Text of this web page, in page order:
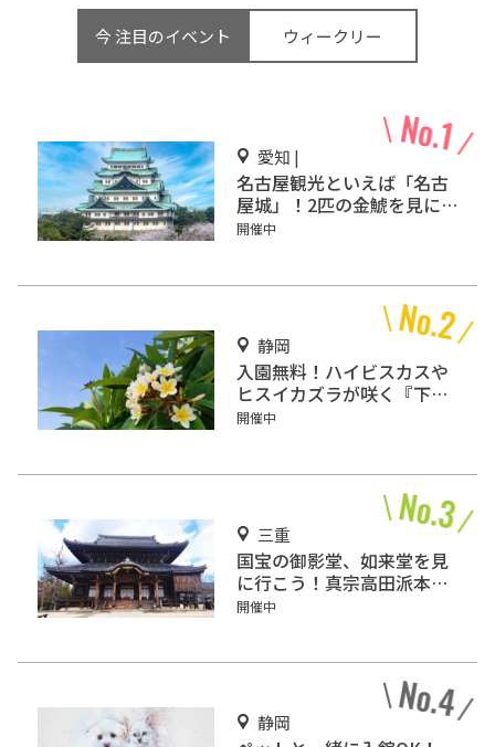
今 注目のイベント ウィークリー
愛知 |
名古屋観光といえば「名古
屋城」！2匹の金鯱を見に
行こう
開催中
静岡
入園無料！ハイビスカスや
ヒスイカズラが咲く『下賀
茂熱帯植物園』で南国気分
開催中
三重
国宝の御影堂、如来堂を見
に行こう！真宗高田派本
山 専修寺をご紹介！
開催中
静岡